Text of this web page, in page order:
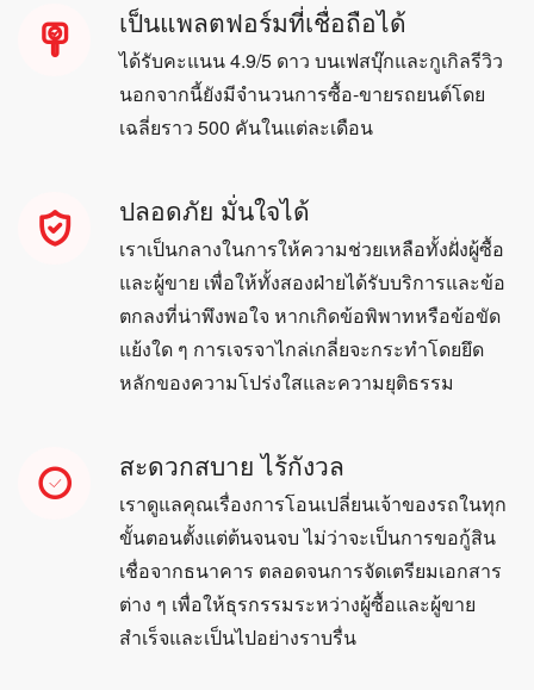
เป็นแพลตฟอร์มที่เชื่อถือได้
ได้รับคะแนน 4.9/5 ดาว บนเฟสบุ๊กและกูเกิลรีวิว
นอกจากนี้ยังมีจำนวนการซื้อ-ขายรถยนต์โดย
เฉลี่ยราว 500 คันในแต่ละเดือน
ปลอดภัย มั่นใจได้
เราเป็นกลางในการให้ความช่วยเหลือทั้งฝั่งผู้ซื้อ
และผู้ขาย เพื่อให้ทั้งสองฝ่ายได้รับบริการและข้อ
ตกลงที่น่าพึงพอใจ หากเกิดข้อพิพาทหรือข้อขัด
แย้งใด ๆ การเจรจาไกล่เกลี่ยจะกระทำโดยยึด
หลักของความโปร่งใสและความยุติธรรม
สะดวกสบาย ไร้กังวล
เราดูแลคุณเรื่องการโอนเปลี่ยนเจ้าของรถในทุก
ขั้นตอนตั้งแต่ต้นจนจบ ไม่ว่าจะเป็นการขอกู้สิน
เชื่อจากธนาคาร ตลอดจนการจัดเตรียมเอกสาร
ต่าง ๆ เพื่อให้ธุรกรรมระหว่างผู้ซื้อและผู้ขาย
สำเร็จและเป็นไปอย่างราบรื่น